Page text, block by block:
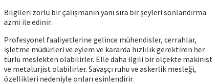
Bilgileri zorlu bir çalışmanın yanı sıra bir şeyleri sonlandırma
azmi ile edinir.
Profesyonel faaliyetlerine gelince mühendisler, cerrahlar,
işletme müdürleri ve eylem ve kararda hızlılık gerektiren her
türlü meslekten olabilirler. Elle daha ilgili bir ölçekte makinist
ve metalurjist olabilirler. Savaşçı ruhu ve askerlik mesleği,
özellikleri nedeniyle onları esinlendirir.